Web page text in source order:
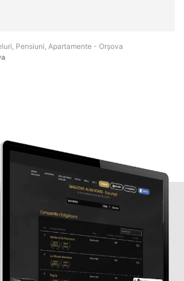
Pensiuni, Apartamente - Orşova